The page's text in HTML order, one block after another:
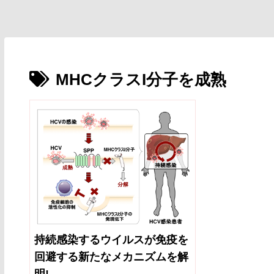
MHCクラスI分子を成熟
持続感染するウイルスが免疫を
回避する新たなメカニズムを解